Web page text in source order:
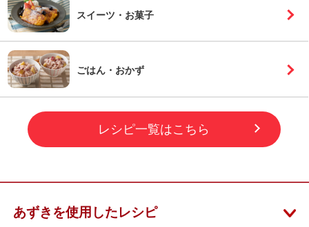
スイーツ・お菓子
ごはん・おかず
レシピ一覧はこちら
あずきを使用したレシピ